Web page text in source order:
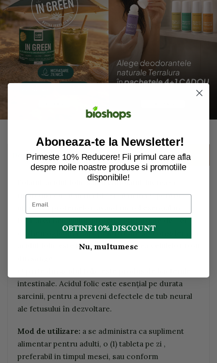
Descriere
Folatul, acidul folic sau metilfolatul, lucrează
împreună cu vitamina B12 și vitamina C pentru
utilizarea proteinelor, având un rol esențial în
formarea hemulului, proteina purtătoare de fier
din hemoglobină, fapt pentru care se consideră că
acidul folic este implicat în formarea celulelor roșii
intestinale. Acidul folic este esențial pe durata
sarcinii, pentru a preveni defectele de tub neural
ale fetusului în dezvoltare.
Mod de utilizare: a se administra ca supliment
alimentar pentru adulti, o (1) tableta pe zi ,
preferabil in timpul mesei, sau conform
Aboneaza-te la Newsletter!
Primeste 10% Reducere! Fii primul care afla
despre noile noastre produse si promotiile
disponibile!
OBTINE 10% DISCOUNT
Nu, multumesc